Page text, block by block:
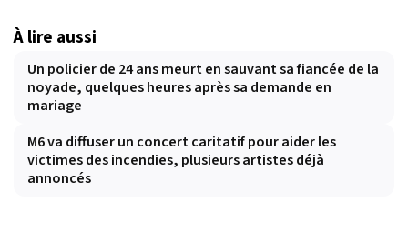
À lire aussi
Un policier de 24 ans meurt en sauvant sa fiancée de la
noyade, quelques heures après sa demande en
mariage
M6 va diffuser un concert caritatif pour aider les
victimes des incendies, plusieurs artistes déjà
annoncés